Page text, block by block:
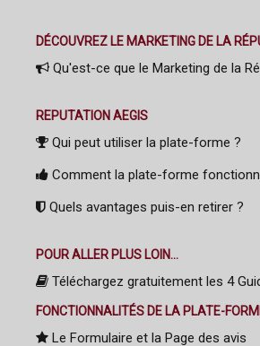
DÉCOUVREZ LE MARKETING DE LA
Qu'est-ce que le Marketing de la
REPUTATION AEGIS
Qui peut utiliser la plate-forme ?
Comment la plate-forme
Quels avantages puis-en retirer ?
POUR ALLER PLUS LOIN...
Téléchargez gratuitement les 4
FONCTIONNALITÉS DE LA PLATE-
Le Formulaire et la Page des avis